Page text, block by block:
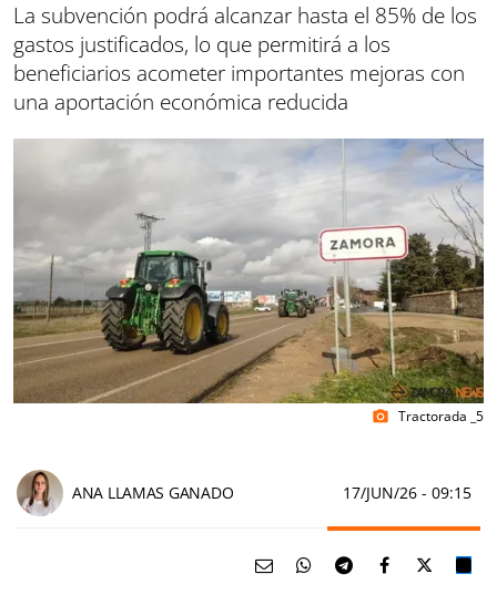
La subvención podrá alcanzar hasta el 85% de los
gastos justificados, lo que permitirá a los
beneficiarios acometer importantes mejoras con
una aportación económica reducida
photo_camera Tractorada _5
ANA LLAMAS GANADO 17/JUN/26 - 09:15